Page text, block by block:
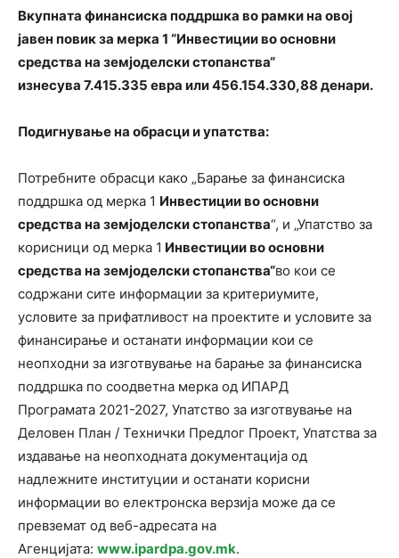
Вкупната финансиска поддршка во рамки на овој
јавен повик за мерка 1 “Инвестиции во основни
средства на земјоделски стопанства“
изнесува 7.415.335 евра или 456.154.330,88 денари.
Подигнување на обрасци и упатства:
Потребните обрасци како „Барање за финансиска
поддршка од мерка 1 Инвестиции во основни
средства на земјоделски стопанства“, и „Упатство за
корисници од мерка 1 Инвестиции во основни
средства на земјоделски стопанства“во кои се
содржани сите информации за критериумите,
условите за прифатливост на проектите и условите за
финансирање и останати информации кои се
неопходни за изготвување на барање за финансиска
поддршка по соодветна мерка од ИПАРД
Програмата 2021-2027, Упатство за изготвување на
Деловен План / Технички Предлог Проект, Упатства за
издавање на неопходната документација од
надлежните институции и останати корисни
информации во електронска верзија може да се
превземат од веб-адресата на
Агенцијата: www.ipardpa.gov.mk.